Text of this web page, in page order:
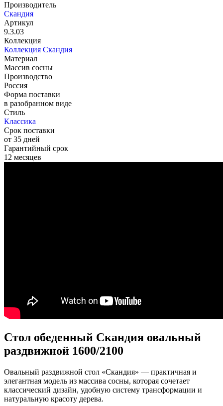
Производитель
Скандия
Артикул
9.3.03
Коллекция
Коллекция Скандия
Материал
Массив сосны
Производство
Россия
Форма поставки
в разобранном виде
Стиль
Классика
Срок поставки
от 35 дней
Гарантийный срок
12 месяцев
Стол обеденный Скандия овальный
раздвижной 1600/2100
Овальный раздвижной стол «Скандия» — практичная и
элегантная модель из массива сосны, которая сочетает
классический дизайн, удобную систему трансформации и
натуральную красоту дерева.